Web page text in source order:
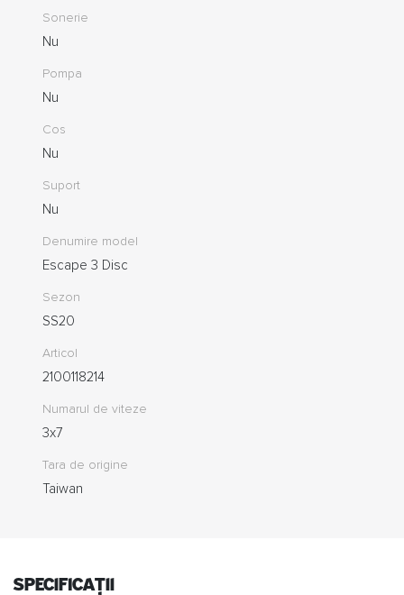
Sonerie
Nu
Pompa
Nu
Cos
Nu
Suport
Nu
Denumire model
Escape 3 Disc
Sezon
SS20
Articol
2100118214
Numarul de viteze
3x7
Tara de origine
Taiwan
specificații